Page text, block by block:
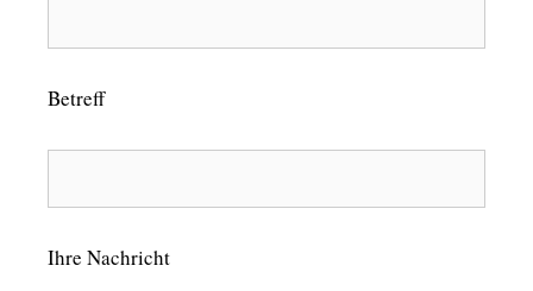
Betreff
Ihre Nachricht